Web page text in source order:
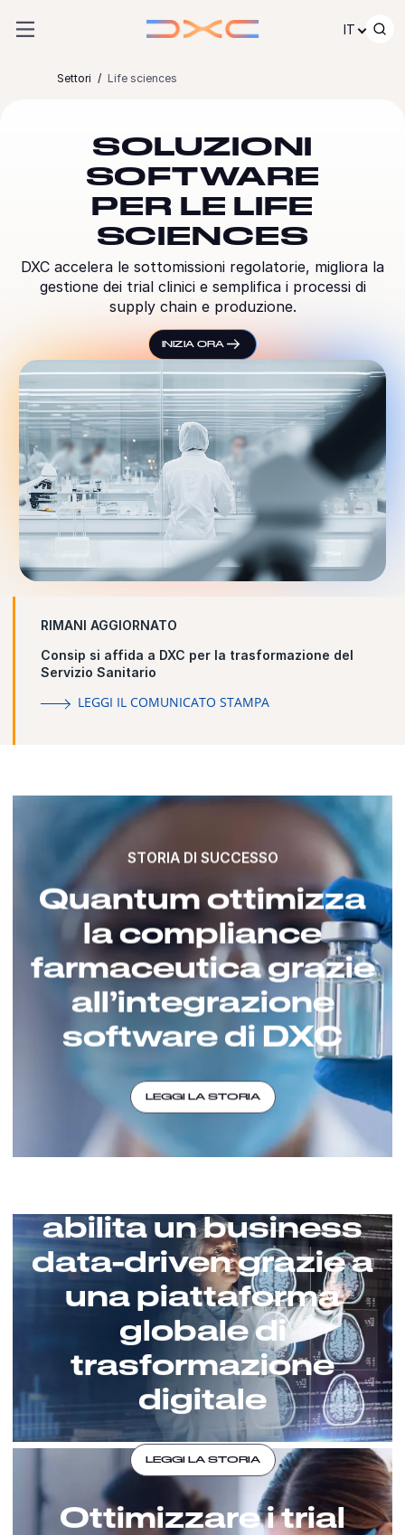
IT
Settori Life sciences
SOLUZIONI
SOFTWARE
PER LE LIFE
SCIENCES
DXC accelera le sottomissioni regolatorie, migliora la
gestione dei trial clinici e semplifica i processi di
supply chain e produzione.
INIZIA ORA
RIMANI AGGIORNATO
Consip si affida a DXC per la trasformazione del
Servizio Sanitario
LEGGI IL COMUNICATO STAMPA
STORIA DI SUCCESSO
Quantum ottimizza
la compliance
farmaceutica grazie
all’integrazione
software di DXC
LEGGI LA STORIA
abilita un business
data-driven grazie a
una piattaforma
globale di
trasformazione
digitale
LEGGI LA STORIA
Ottimizzare i trial